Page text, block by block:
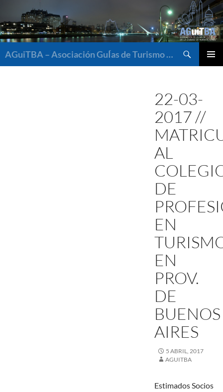
contenido
AGuiTBA – Asociación GuÍas de Turismo de Buenos Aires
22-03-
2017 //
AL
DE
EN
EN
PROV.
DE
BUENOS
AIRES
5 ABRIL, 2017
AGUITBA
Estimados Socios